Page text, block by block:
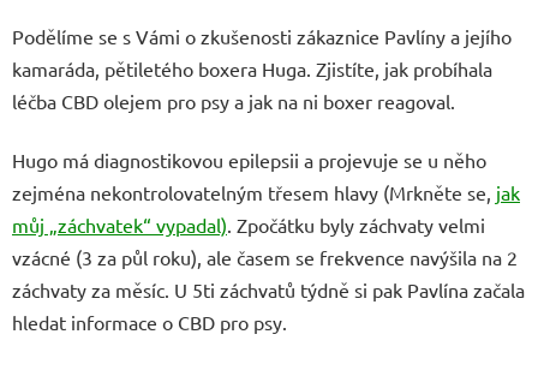
Podělíme se s Vámi o zkušenosti zákaznice Pavlíny a jejího
kamaráda, pětiletého boxera Huga. Zjistíte, jak probíhala
léčba CBD olejem pro psy a jak na ni boxer reagoval.
Hugo má diagnostikovou epilepsii a projevuje se u něho
zejména nekontrolovatelným třesem hlavy (Mrkněte se, jak
můj „záchvatek“ vypadal) . Zpočátku byly záchvaty velmi
vzácné (3 za půl roku), ale časem se frekvence navýšila na 2
záchvaty za měsíc. U 5ti záchvatů týdně si pak Pavlína začala
hledat informace o CBD pro psy.